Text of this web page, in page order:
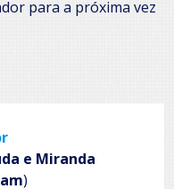
para a próxima vez
e Miranda
)